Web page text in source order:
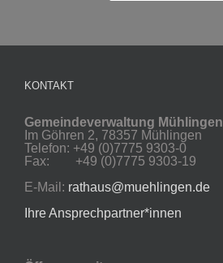
KONTAKT
Gemeindeverwaltung Mühlingen
Im Göhren 2, 78357 Mühlingen
Telefon: +49 (0)7775 9303-0
Fax: +49 (0)7775 9303-19
E-Mail: rathaus@muehlingen.de
Ihre Ansprechpartner*innen